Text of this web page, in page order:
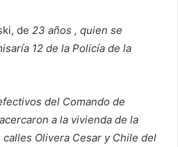
de 23 años , quien se
12 de la Policía de la
del Comando de
a la vivienda de la
Olivera Cesar y Chile del